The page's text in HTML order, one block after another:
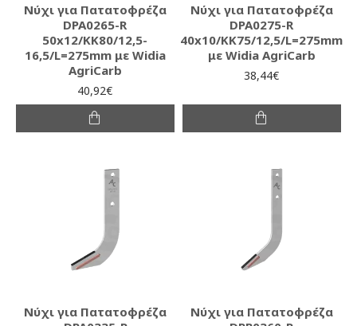
Νύχι για Πατατοφρέζα
DPA0265-R
50x12/KK80/12,5-
16,5/L=275mm με Widia
AgriCarb
40,92€
Νύχι για Πατατοφρέζα
DPA0275-R
40x10/KK75/12,5/L=275mm
με Widia AgriCarb
38,44€
Νύχι για Πατατοφρέζα
Νύχι για Πατατοφρέζα